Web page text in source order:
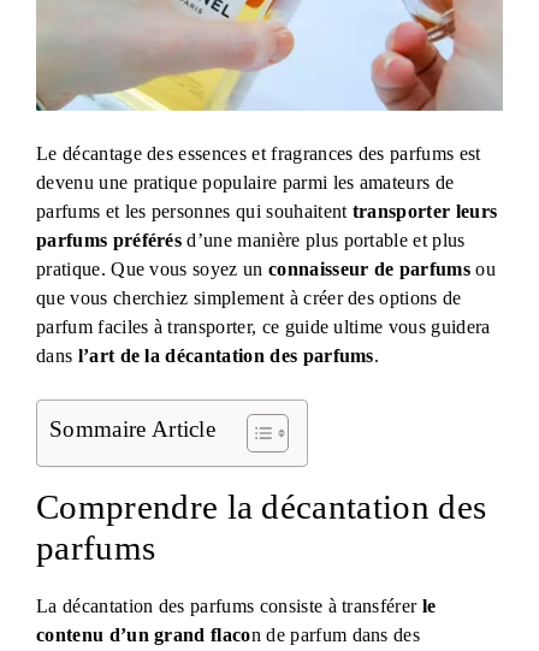
Le décantage des essences et fragrances des parfums est
devenu une pratique populaire parmi les amateurs de
parfums et les personnes qui souhaitent transporter leurs
parfums préférésd’une manière plus portable et plus
pratique. Que vous soyez un connaisseur de parfums ou
que vous cherchiez simplement à créer des options de
parfum faciles à transporter, ce guide ultime vous guidera
dans l’art de la décantation des parfums.
Sommaire Article
Comprendre la décantation des
parfums
La décantation des parfums consiste à transférer le
contenu d’un grand flacon de parfum dans des